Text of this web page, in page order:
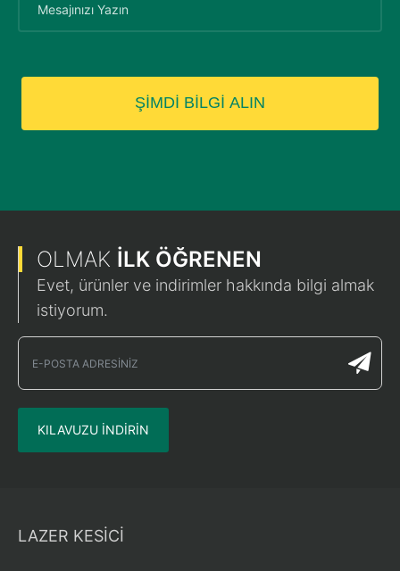
ŞİMDİ BİLGİ ALIN
OLMAK İLK ÖĞRENEN
Evet, ürünler ve indirimler hakkında bilgi almak
istiyorum.
KILAVUZU INDIRIN
LAZER KESİCİ